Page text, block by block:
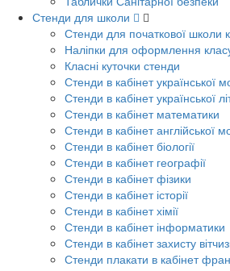
Стенди для школи
Стенди для початкової школи
Наліпки для оформлення
Класні куточки стенди
Стенди в кабінет української
Стенди в кабінет української
Стенди в кабінет математики
Стенди в кабінет англійської
Стенди в кабінет біології
Стенди в кабінет географії
Стенди в кабінет фізики
Стенди в кабінет історії
Стенди в кабінет хімії
Стенди в кабінет інформатики
Стенди в кабінет захисту
Стенди плакати в кабінет